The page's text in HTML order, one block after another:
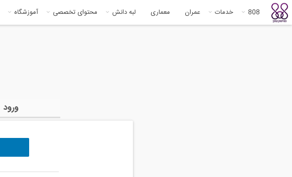
808 خدمات عمران معماری لبه دانش محتوای تخصصی آموزشگاه
ورود